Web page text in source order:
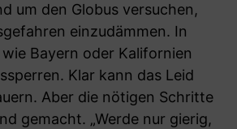
um den Globus versuchen,
einzudämmen. In
Bayern oder Kalifornien
Klar kann das Leid
Aber die nötigen Schritte
gemacht. „Werde nur gierig,